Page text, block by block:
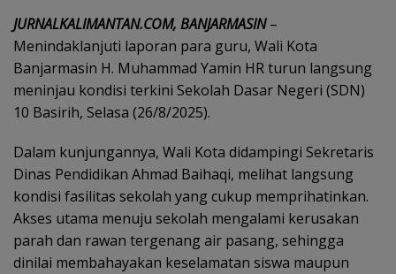
JURNALKALIMANTAN.COM, BANJARMASIN–
Menindaklanjuti laporan para guru, Wali Kota
Banjarmasin H. Muhammad Yamin HR turun langsung
meninjau kondisi terkini Sekolah Dasar Negeri (SDN)
10 Basirih, Selasa (26/8/2025).
Dalam kunjungannya, Wali Kota didampingi Sekretaris
Dinas Pendidikan Ahmad Baihaqi, melihat langsung
kondisi fasilitas sekolah yang cukup memprihatinkan.
Akses utama menuju sekolah mengalami kerusakan
parah dan rawan tergenang air pasang, sehingga
dinilai membahayakan keselamatan siswa maupun